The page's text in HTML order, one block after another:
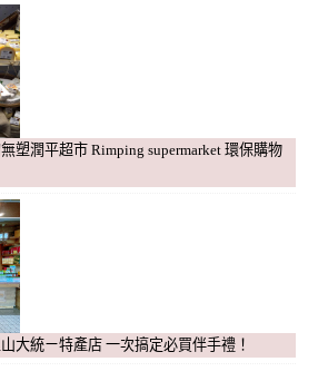
塑潤平超市 Rimping supermarket 環保購物
大統ㄧ特產店 一次搞定必買伴手禮！